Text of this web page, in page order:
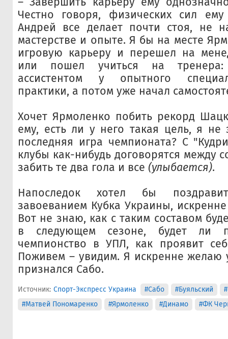
Честно говоря, физических сил
Андрей все делает почти стоя, не
мастерстве и опыте. Я бы на месте
игровую карьеру и перешел на
или пошел учиться на
ассистентом у опытного
практики, а потом уже начал
Хочет Ярмоленко побить рекорд
ему, есть ли у него такая цель, я
последняя игра чемпионата? С
клубы как-нибудь договорятся между
забить те два гола и все (улыбается).
Напоследок хотел бы
завоеванием Кубка Украины,
Вот не знаю, как с таким составом
в следующем сезоне, будет ли
чемпионство в УПЛ, как проявит
Поживем – увидим. Я искренне желаю
признался Сабо.
Источник: Спорт-Экспресс Украина #Сабо #Буяльский
#Матвей Пономаренко
#Ярмоленко #Динамо #ФК